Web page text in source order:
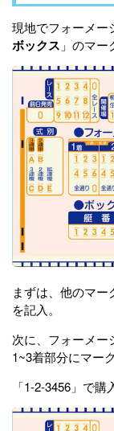
現地でフォーメー
ボックス 」のマー
まずは、他のマ
を記入。
次に、フォーメー
1~3着部分にマー
「1-2-3456」で